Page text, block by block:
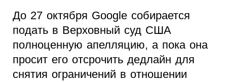
До 27 октября Google собирается
подать в Верховный суд США
полноценную апелляцию, а пока она
просит его отсрочить дедлайн для
снятия ограничений в отношении